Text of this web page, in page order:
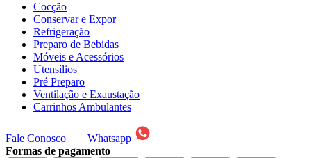
Cocção
Conservar e Expor
Refrigeração
Preparo de Bebidas
Móveis e Acessórios
Utensílios
Pré Preparo
Ventilação e Exaustação
Carrinhos Ambulantes
Fale Conosco
Whatsapp
Formas de pagamento